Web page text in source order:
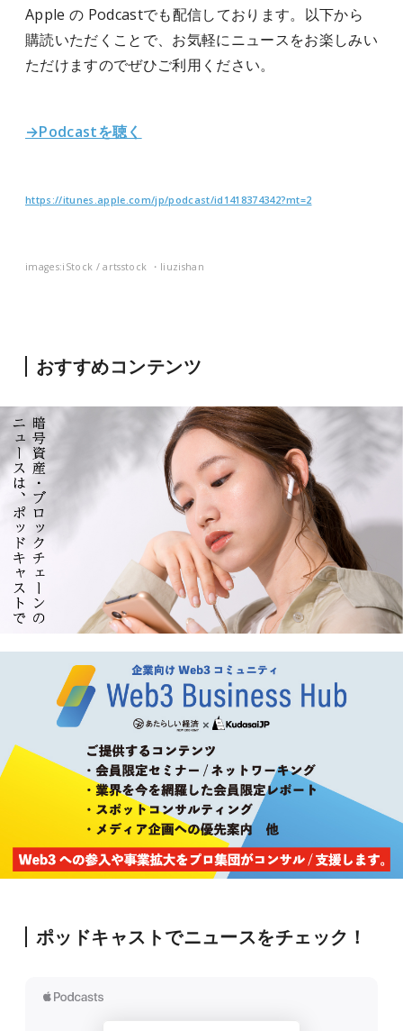
Apple の Podcastでも配信しております。以下から
購読いただくことで、お気軽にニュースをお楽しみい
ただけますのでぜひご利用ください。
→Podcastを聴く
https://itunes.apple.com/jp/podcast/id1418374342?mt=2
images:iStock / artsstock ・liuzishan
おすすめコンテンツ
ポッドキャストでニュースをチェック！